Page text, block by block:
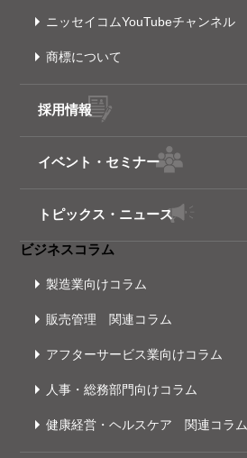
ニッセイコムYouTubeチャンネル
商標について
採用情報
イベント・セミナー
トピックス・ニュース
ビジネスコラム
製造業向けコラム
販売管理 関連コラム
アフターサービス業向けコラム
人事・総務部門向けコラム
健康経営・ヘルスケア 関連コラム